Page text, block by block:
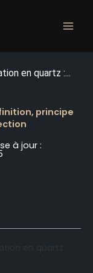
en quartz :...
principe
à jour :